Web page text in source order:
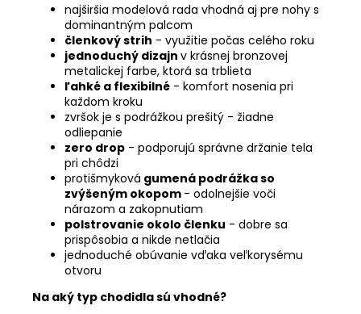
najširšia modelová rada vhodná aj pre nohy s
dominantným palcom
členkový strih - využitie počas celého roku
jednoduchý dizajn v krásnej bronzovej
metalickej farbe, ktorá sa trblieta
ľahké a flexibilné - komfort nosenia pri
každom kroku
zvršok je s podrážkou prešitý - žiadne
odliepanie
zero drop - podporujú správne držanie tela
pri chôdzi
protišmyková gumená podrážka so
zvýšeným okopom - odolnejšie voči
nárazom a zakopnutiam
polstrovanie okolo členku - dobre sa
prispôsobia a nikde netlačia
jednoduché obúvanie vďaka veľkorysému
otvoru
Na aký typ chodidla sú vhodné?